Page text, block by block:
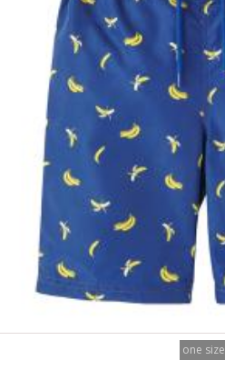
one size